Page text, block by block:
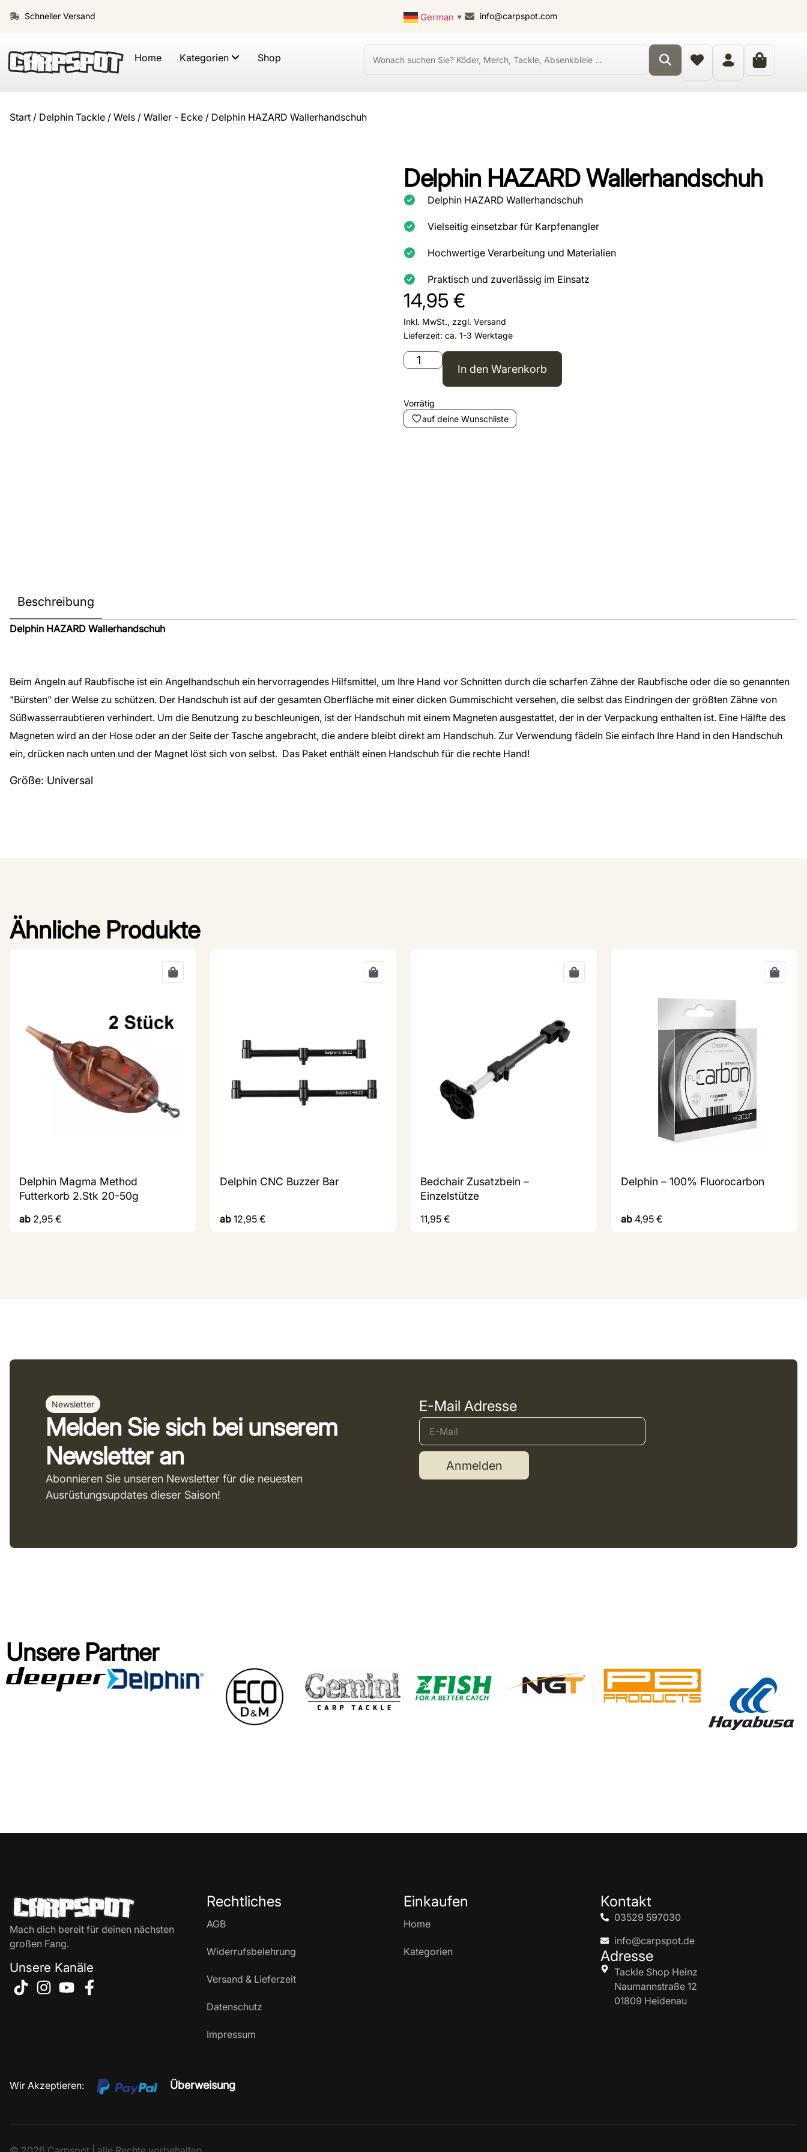
Schneller Versand German ▼ info@carpspot.com
Home Kategorien Shop
Start / Delphin Tackle / Wels / Waller - Ecke / Delphin HAZARD Wallerhandschuh
Delphin HAZARD Wallerhandschuh
Delphin HAZARD Wallerhandschuh
Vielseitig einsetzbar für Karpfenangler
Hochwertige Verarbeitung und Materialien
Praktisch und zuverlässig im Einsatz
14,95 €
Inkl. MwSt., zzgl. Versand
Lieferzeit: ca. 1-3 Werktage
In den Warenkorb
Vorrätig
auf deine Wunschliste
Beschreibung
Delphin HAZARD Wallerhandschuh
Beim Angeln auf Raubfische ist ein Angelhandschuh ein hervorragendes Hilfsmittel, um Ihre Hand vor Schnitten durch die scharfen Zähne der Raubfische oder die so genannten
"Bürsten" der Welse zu schützen. Der Handschuh ist auf der gesamten Oberfläche mit einer dicken Gummischicht versehen, die selbst das Eindringen der größten Zähne von
Süßwasserraubtieren verhindert. Um die Benutzung zu beschleunigen, ist der Handschuh mit einem Magneten ausgestattet, der in der Verpackung enthalten ist. Eine Hälfte des
Magneten wird an der Hose oder an der Seite der Tasche angebracht, die andere bleibt direkt am Handschuh. Zur Verwendung fädeln Sie einfach Ihre Hand in den Handschuh
ein, drücken nach unten und der Magnet löst sich von selbst. Das Paket enthält einen Handschuh für die rechte Hand!
Größe: Universal
Ähnliche Produkte
Delphin Magma Method
Futterkorb 2.Stk 20-50g
ab 2,95 €
Delphin CNC Buzzer Bar
ab 12,95 €
Bedchair Zusatzbein –
Einzelstütze
11,95 €
Delphin – 100% Fluorocarbon
ab 4,95 €
Newsletter
Melden Sie sich bei unserem
Newsletter an
Abonnieren Sie unseren Newsletter für die neuesten
Ausrüstungsupdates dieser Saison!
E-Mail Adresse
Anmelden
Unsere Partner
Mach dich bereit für deinen nächsten
großen Fang.
Unsere Kanäle
Rechtliches
AGB
Widerrufsbelehrung
Versand & Lieferzeit
Datenschutz
Impressum
Einkaufen
Home
Kategorien
Kontakt
03529 597030
info@carpspot.de
Adresse
Tackle Shop Heinz
Naumannstraße 12
01809 Heidenau
Wir Akzeptieren: Überweisung